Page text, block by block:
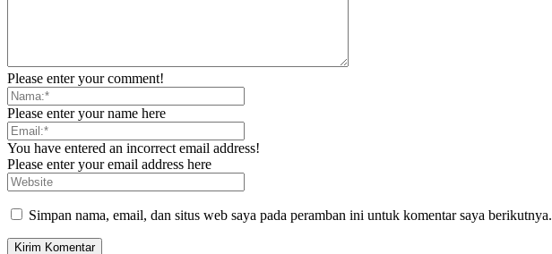
Please enter your comment!
Please enter your name here
You have entered an incorrect email address!
Please enter your email address here
Simpan nama, email, dan situs web saya pada peramban ini untuk komentar saya berikutnya.